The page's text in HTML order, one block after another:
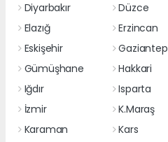
Diyarbakır
Düzce
Elazığ
Erzincan
Eskişehir
Gaziantep
Gümüşhane
Hakkari
Iğdır
Isparta
İzmir
K.Maraş
Karaman
Kars